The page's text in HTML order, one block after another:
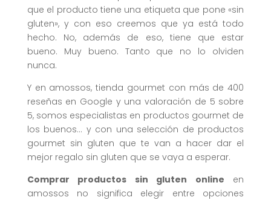
que el producto tiene una etiqueta que pone «sin
gluten», y con eso creemos que ya está todo
hecho. No, además de eso, tiene que estar
bueno. Muy bueno. Tanto que no lo olviden
nunca.
Y en amossos, tienda gourmet con más de 400
reseñas en Google y una valoración de 5 sobre
5, somos especialistas en productos gourmet de
los buenos… y con una selección de productos
gourmet sin gluten que te van a hacer dar el
mejor regalo sin gluten que se vaya a esperar.
Comprar productos sin gluten online en
amossos no significa elegir entre opciones